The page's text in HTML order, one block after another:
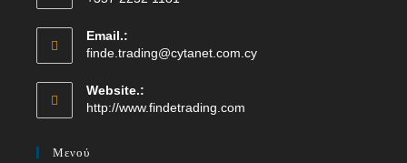
Email.:
finde.trading@cytanet.com.cy
Website.:
http://www.findetrading.com
Μενού